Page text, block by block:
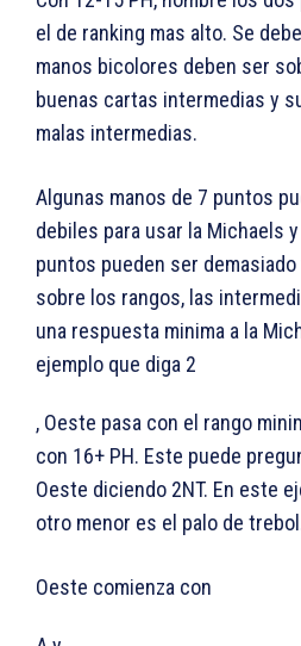
el de ranking mas alto. Se
manos bicolores deben ser
buenas cartas intermedias y
malas intermedias.
Algunas manos de 7 puntos
debiles para usar la Michaels
puntos pueden ser
sobre los rangos, las
una respuesta minima a la
ejemplo que diga 2
, Oeste pasa con el rango
con 16+ PH. Este puede
Oeste diciendo 2NT. En este
otro menor es el palo de
Oeste comienza con